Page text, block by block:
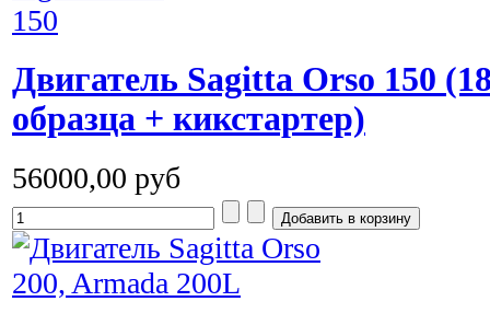
Двигатель Sagitta Orso 150
образца + кикстартер)
56000,00 руб